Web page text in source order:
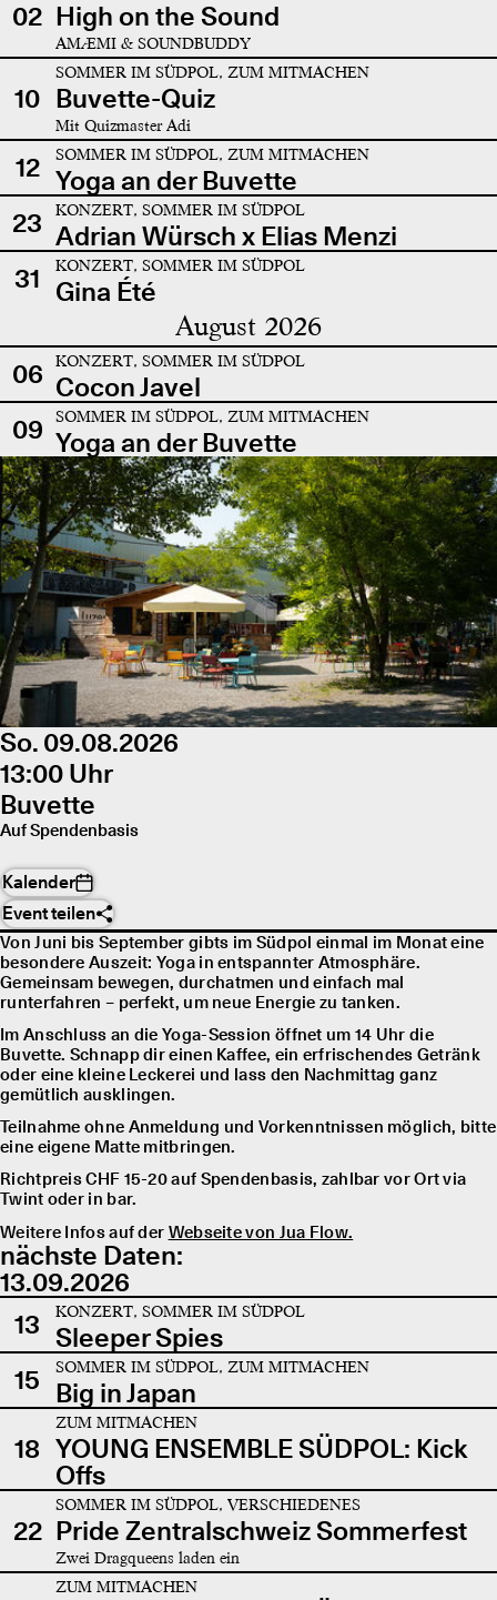
02 High on the Sound
AMÆMI & SOUNDBUDDY
10
SOMMER IM SÜDPOL, ZUM MITMACHEN
Buvette-Quiz
Mit Quizmaster Adi
12 SOMMER IM SÜDPOL, ZUM MITMACHEN
Yoga an der Buvette
23
KONZERT, SOMMER IM SÜDPOL
Adrian Würsch x Elias Menzi
31
KONZERT, SOMMER IM SÜDPOL
Gina Été
August 2026
06 KONZERT, SOMMER IM SÜDPOL
Cocon Javel
09
SOMMER IM SÜDPOL, ZUM MITMACHEN
Yoga an der Buvette
So. 09.08.2026
13:00 Uhr
Buvette
Auf Spendenbasis
Kalender
Event teilen
Von Juni bis September gibts im Südpol einmal im Monat eine
besondere Auszeit: Yoga in entspannter Atmosphäre.
Gemeinsam bewegen, durchatmen und einfach mal
runterfahren – perfekt, um neue Energie zu tanken.
Im Anschluss an die Yoga-Session öffnet um 14 Uhr die
Buvette. Schnapp dir einen Kaffee, ein erfrischendes Getränk
oder eine kleine Leckerei und lass den Nachmittag ganz
gemütlich ausklingen.
Teilnahme ohne Anmeldung und Vorkenntnissen möglich, bitte
eine eigene Matte mitbringen.
Richtpreis CHF 15-20 auf Spendenbasis, zahlbar vor Ort via
Twint oder in bar.
Weitere Infos auf der Webseite von Jua Flow.
nächste Daten:
13.09.2026
13
KONZERT, SOMMER IM SÜDPOL
Sleeper Spies
15
SOMMER IM SÜDPOL, ZUM MITMACHEN
Big in Japan
18
ZUM MITMACHEN
YOUNG ENSEMBLE SÜDPOL: Kick
Offs
22
SOMMER IM SÜDPOL, VERSCHIEDENES
Pride Zentralschweiz Sommerfest
Zwei Dragqueens laden ein
ZUM MITMACHEN